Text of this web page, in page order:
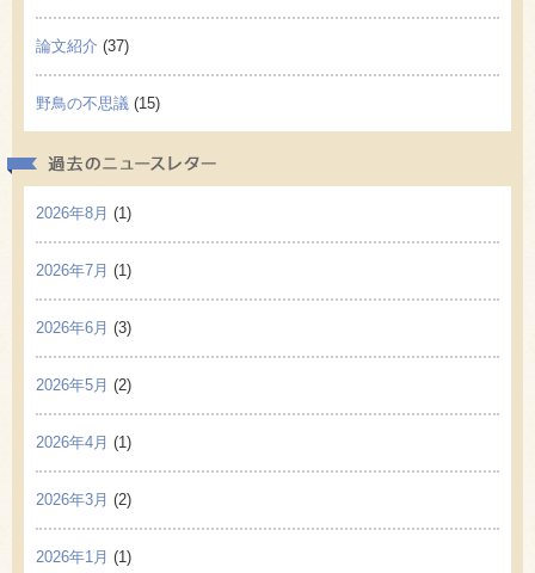
論文紹介 (37)
野鳥の不思議 (15)
2026年8月 (1)
2026年7月 (1)
2026年6月 (3)
2026年5月 (2)
2026年4月 (1)
2026年3月 (2)
2026年1月 (1)